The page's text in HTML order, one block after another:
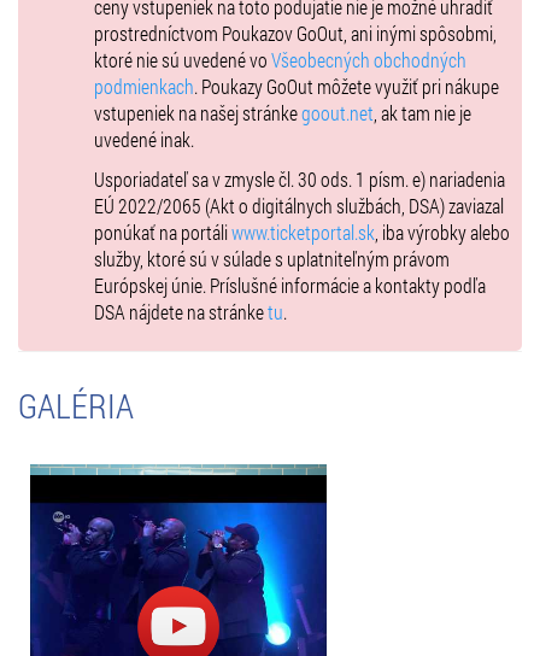
katolícku výchovu, vzťahy, sklamania a nádeje, objavovanie
vesmírnych javov, až po blikajúce neóny veľkomiest. Spoločnosť na
pódiu mu robí zostava talentovaných muzikantov v zložení Jakub
Šedivý (gitara), Lukáš Mutňanský (basa), Petr Hanák (bicie), Jureš
Líška (elektronika), ale aj vokalistky Kristína Mihaľová a Laura Weng.
Práve s menovanými speváčkami stojí Hošek za úspešnou
coververziou skladby Svitá, pôvodne z muzikálu Neberte nám
https://youtu.be/j_WYGpwvNyg
Newyorské zoskupenie Naturally 7 doposiaľ vystupovalo na
najväčších jazzových festivaloch, pričom na konte má viac než 450
Spolu so sólovými koncertmi odohrala vokálna formácia koncerty
v 25 krajinách sveta, medzi inými aj v USA, Veľkej Británii, Kanade,
Formácia, ktorú legendárny hudobník a producent Quincy Jones
označil ako „najlepšiu a-capella skupinu na svete“, pritom svoju
kariéru odštartovala priamo z ulice. Video na ktorom spievajúci
mladíci vzbudili pozornosť cestujúcich v parížskom metre sa stalo
virálnym rýchlosťou blesku, pričom ich interpretácia hitu In The Air
ceny vstupeniek na toto podujatie nie je možné uhradiť
prostredníctvom Poukazov GoOut, ani inými spôsobmi,
ktoré nie sú uvedené voVšeobecných obchodných
podmienkach. Poukazy GoOut môžete využiť pri nákupe
vstupeniek na našej stránkegoout.net , ak tam nie je
uvedené inak.
Usporiadateľ sa v zmysle čl. 30 ods. 1 písm. e) nariadenia
EÚ 2022/2065 (Akt o digitálnych službách, DSA) zaviazal
ponúkať na portáliwww.ticketportal.sk , iba výrobky alebo
služby, ktoré sú v súlade s uplatniteľným právom
Európskej únie. Príslušné informácie a kontakty podľa
DSA nájdete na stránketu.
GALÉRIA